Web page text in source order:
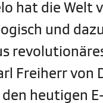
hat die
und
Freiherr von
heutigen